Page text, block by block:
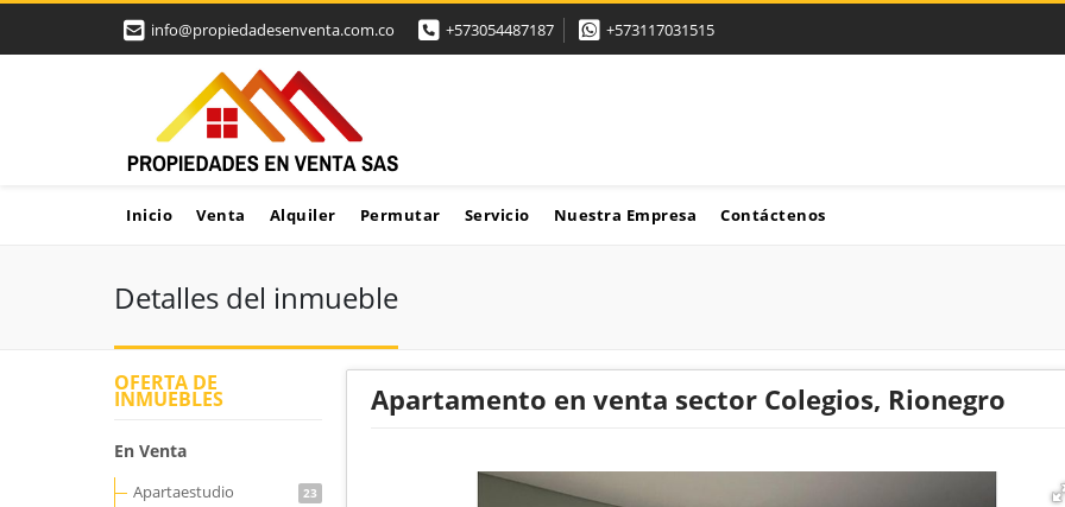
info@propiedadesenventa.com.co +573054487187 +573117031515
Inicio Venta Alquiler Permutar Servicio Nuestra Empresa Contáctenos
Detalles del inmueble
OFERTA DE
INMUEBLES
En Venta
Apartaestudio 23
Apartamento en venta sector Colegios, Rionegro